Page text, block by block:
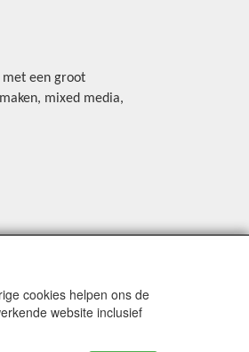
met een groot
mixed media,
cookies helpen ons de
website inclusief